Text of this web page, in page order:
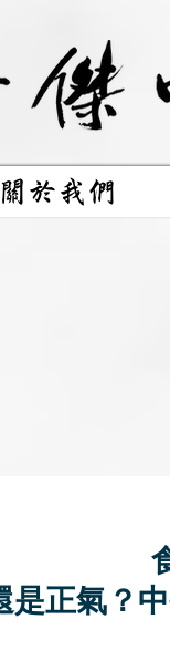
關於我們
是正氣？